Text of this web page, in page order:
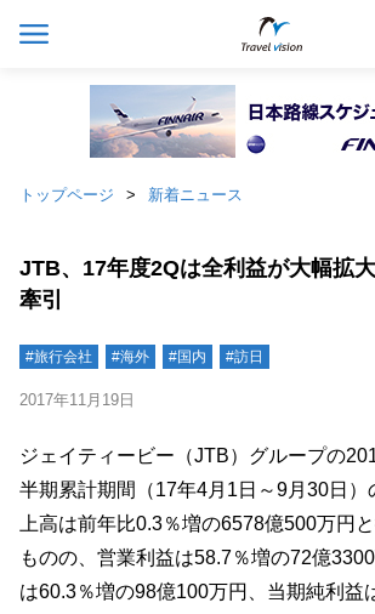
トップページ 新着ニュース
JTB、17年度2Qは全利益が大幅拡
牽引
#旅行会社 #海外 #国内 #訪日
2017年11月19日
ジェイティービー（JTB）グループの
半期累計期間（17年4月1日～9月30日）
上高は前年比0.3％増の6578億500万円
ものの、営業利益は58.7％増の72億
は60.3％増の98億100万円、当期純利益